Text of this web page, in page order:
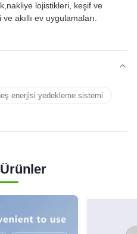
lojistikleri, keşif ve
akıllı ev uygulamaları.
enerjisi yedekleme sistemi